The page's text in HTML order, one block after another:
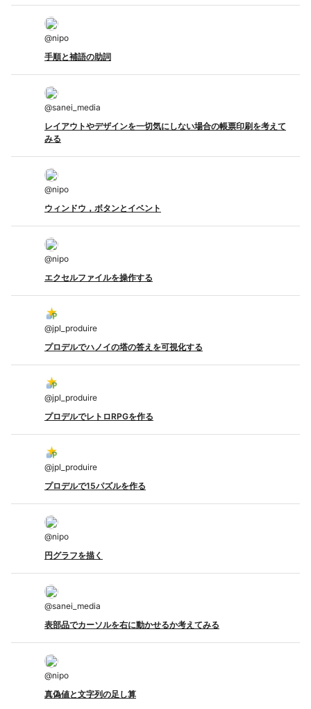
@nipo
手順と補語の助詞
@sanei_media
レイアウトやデザインを一切気にしない場合の帳票印刷を考えて
みる
@nipo
ウィンドウ，ボタンとイベント
@nipo
エクセルファイルを操作する
@jpl_produire
プロデルでハノイの塔の答えを可視化する
@jpl_produire
プロデルでレトロRPGを作る
@jpl_produire
プロデルで15パズルを作る
@nipo
円グラフを描く
@sanei_media
表部品でカーソルを右に動かせるか考えてみる
@nipo
真偽値と文字列の足し算